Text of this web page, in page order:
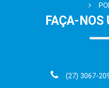
FAÇA-NOS
(27) 3067-